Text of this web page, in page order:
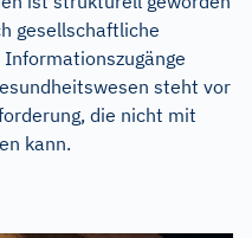
gesellschaftliche
steht vor
die nicht mit
kann.